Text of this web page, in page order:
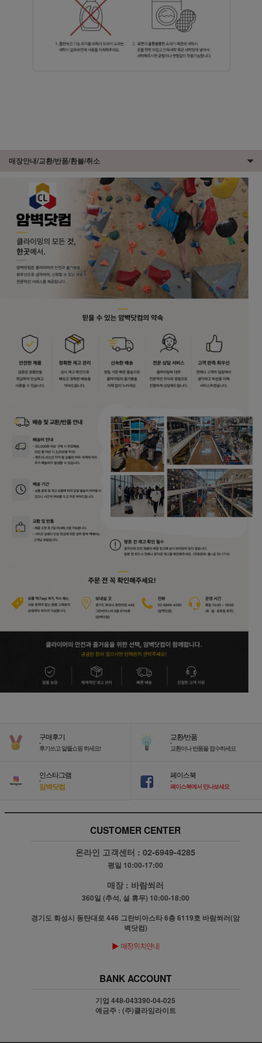
매장안내/교환/반품/환불/취소
구매후기
-
후기쓰고 알뜰쇼핑 하세요!
교환/반품
-
교환이나 반품을 접수하세요
인스타그램
-
암벽닷컴
페이스북
-
페이스북에서 만나보세요
CUSTOMER CENTER
온라인 고객센터 :02-6949-4285
평일 10:00-17:00
매장 : 바람쐬러
360일 (추석, 설 휴무) 10:00-18:00
경기도 화성시 동탄대로 446 그란비아스타 6층 6119호 바람쐬러(암
벽닷컴)
BANK ACCOUNT
기업 448-043390-04-025
예금주 : (주)클라임라이트